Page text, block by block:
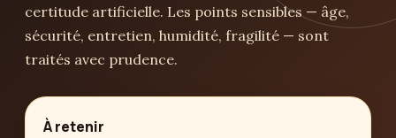
certitude artificielle. Les points sensibles — âge,
sécurité, entretien, humidité, fragilité — sont
traités avec prudence.
À retenir